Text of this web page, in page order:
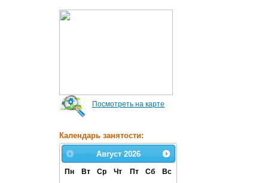
Посмотреть на карте
Календарь занятости:
Август 2026
Пн Вт Ср Чт Пт Сб
Вс